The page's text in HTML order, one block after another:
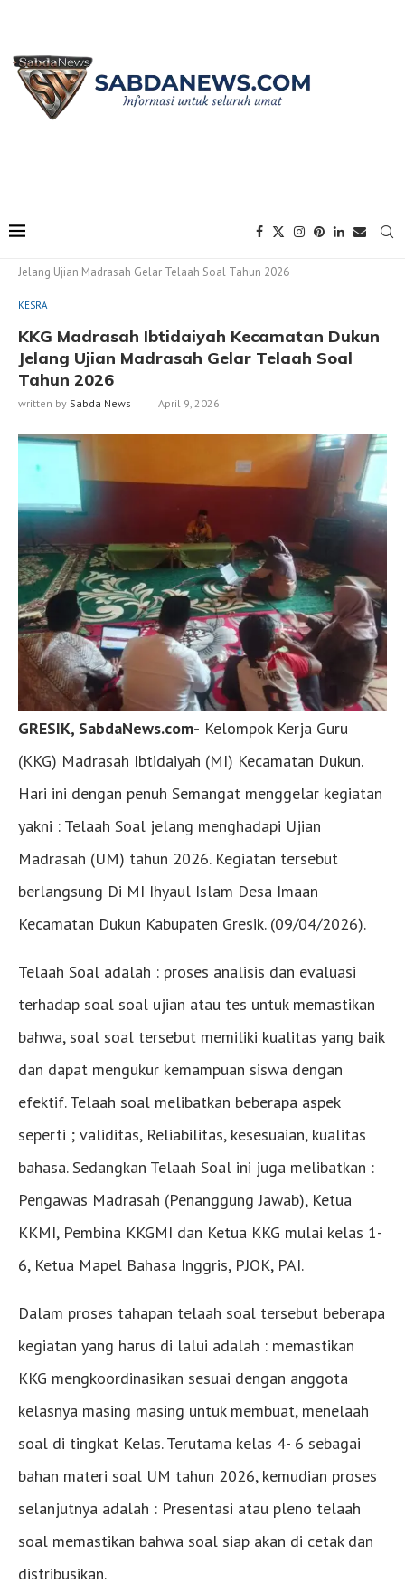
Jelang Ujian Madrasah Gelar Telaah Soal Tahun 2026
KESRA
KKG Madrasah Ibtidaiyah Kecamatan Dukun
Jelang Ujian Madrasah Gelar Telaah Soal
Tahun 2026
written by Sabda News April 9, 2026
GRESIK, SabdaNews.com- Kelompok Kerja Guru
(KKG) Madrasah Ibtidaiyah (MI) Kecamatan Dukun.
Hari ini dengan penuh Semangat menggelar kegiatan
yakni : Telaah Soal jelang menghadapi Ujian
Madrasah (UM) tahun 2026. Kegiatan tersebut
berlangsung Di MI Ihyaul Islam Desa Imaan
Kecamatan Dukun Kabupaten Gresik. (09/04/2026).
Telaah Soal adalah : proses analisis dan evaluasi
terhadap soal soal ujian atau tes untuk memastikan
bahwa, soal soal tersebut memiliki kualitas yang baik
dan dapat mengukur kemampuan siswa dengan
efektif. Telaah soal melibatkan beberapa aspek
seperti ; validitas, Reliabilitas, kesesuaian, kualitas
bahasa. Sedangkan Telaah Soal ini juga melibatkan :
Pengawas Madrasah (Penanggung Jawab), Ketua
KKMI, Pembina KKGMI dan Ketua KKG mulai kelas 1-
6, Ketua Mapel Bahasa Inggris, PJOK, PAI.
Dalam proses tahapan telaah soal tersebut beberapa
kegiatan yang harus di lalui adalah : memastikan
KKG mengkoordinasikan sesuai dengan anggota
kelasnya masing masing untuk membuat, menelaah
soal di tingkat Kelas. Terutama kelas 4- 6 sebagai
bahan materi soal UM tahun 2026, kemudian proses
selanjutnya adalah : Presentasi atau pleno telaah
soal memastikan bahwa soal siap akan di cetak dan
distribusikan.